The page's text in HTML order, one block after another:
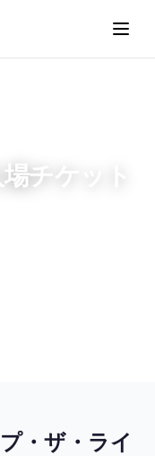
チケット
・ザ・ライ